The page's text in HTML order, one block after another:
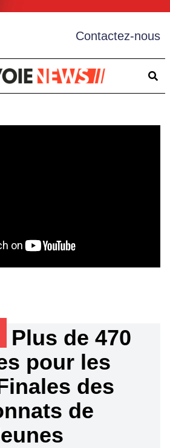
Contactez-nous
Plus de 470
pour les
des
de